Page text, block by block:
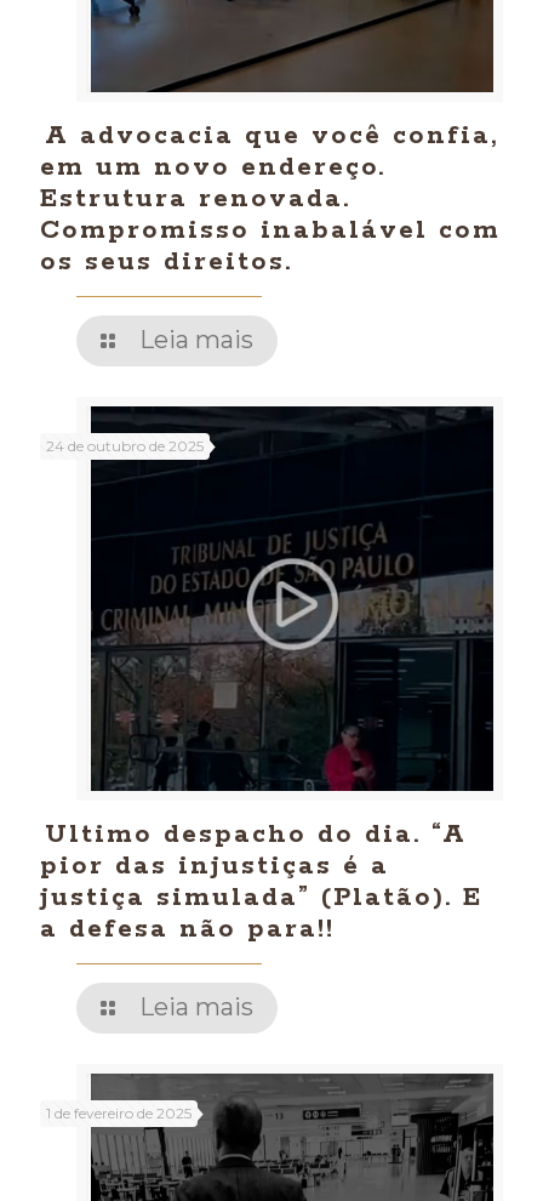
A advocacia que você confia,
em um novo endereço.
Estrutura renovada.
Compromisso inabalável com
os seus direitos.
Leia mais
24 de outubro de 2025
Ultimo despacho do dia. “A
pior das injustiças é a
justiça simulada” (Platão). E
a defesa não para!!
Leia mais
1 de fevereiro de 2025